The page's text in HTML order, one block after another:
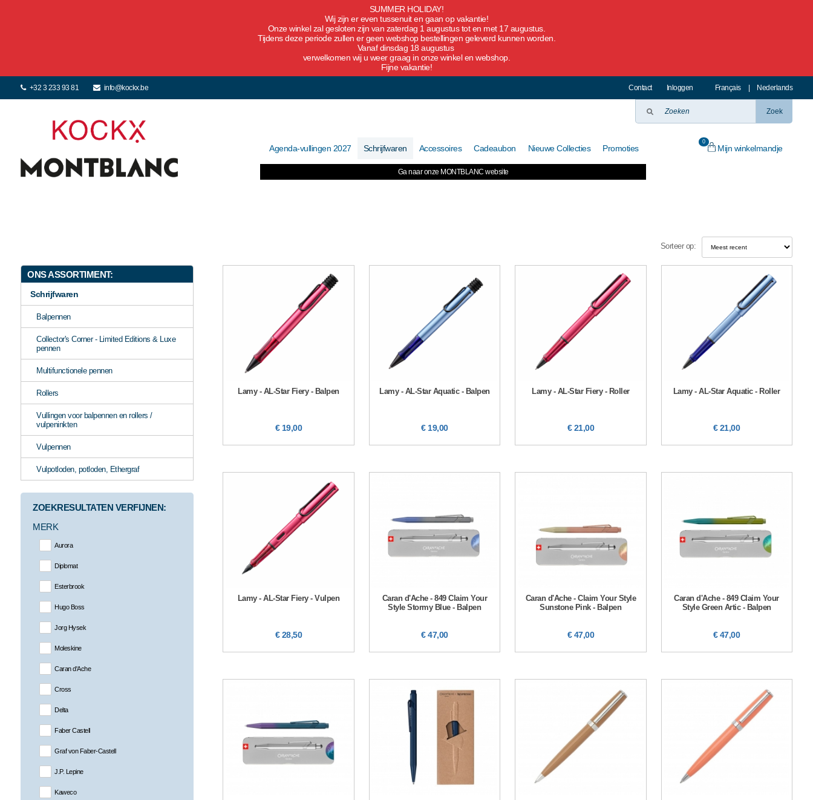
SUMMER HOLIDAY!
Wij zijn er even tussenuit en gaan op vakantie!
Onze winkel zal gesloten zijn van zaterdag 1 augustus tot en met 17 augustus.
Tijdens deze periode zullen er geen webshop bestellingen geleverd kunnen worden.
Vanaf dinsdag 18 augustus
verwelkomen wij u weer graag in onze winkel en webshop.
Fijne vakantie!
+32 3 233 93 81 info@kockx.be Contact Inloggen Français Nederlands
Zoek
Agenda-vullingen 2027 Schrijfwaren Accessoires Cadeaubon Nieuwe Collecties Promoties
Ga naar onze MONTBLANC website
0
Mijn winkelmandje
Sorteer op:
ONS ASSORTIMENT:
Schrijfwaren
Balpennen
Collector's Corner - Limited Editions & Luxe
pennen
Multifunctionele pennen
Rollers
Vullingen voor balpennen en rollers /
vulpeninkten
Vulpennen
Vulpotloden, potloden, Ethergraf
ZOEKRESULTATEN VERFIJNEN:
MERK
Aurora
Diplomat
Esterbrook
Hugo Boss
Jorg Hysek
Moleskine
Caran d'Ache
Cross
Delta
Faber Castell
Graf von Faber-Castell
J.P. Lepine
Kaweco
Lamy - AL-Star Fiery - Balpen
€ 19,00
Lamy - AL-Star Aquatic - Balpen
€ 19,00
Lamy - AL-Star Fiery - Roller
€ 21,00
Lamy - AL-Star Aquatic - Roller
€ 21,00
Lamy - AL-Star Fiery - Vulpen
€ 28,50
Caran d'Ache - 849 Claim Your
Style Stormy Blue - Balpen
€ 47,00
Caran d'Ache - Claim Your Style
Sunstone Pink - Balpen
€ 47,00
Caran d'Ache - 849 Claim Your
Style Green Artic - Balpen
€ 47,00